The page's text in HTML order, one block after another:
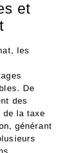
et
les
De
des
de la taxe
générant